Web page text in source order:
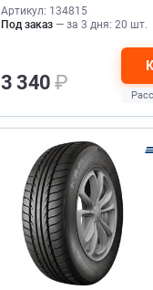
Артикул: 134815
Под заказ — за 3 дня: 20 шт.
3 340₽